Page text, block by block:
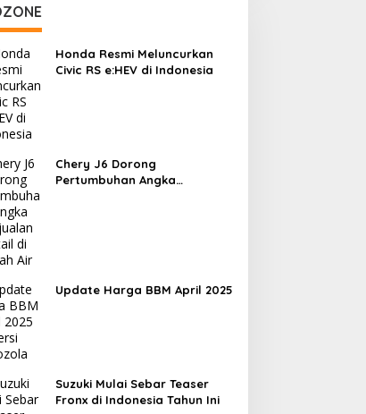
Honda Resmi Meluncurkan
Civic RS e:HEV di Indonesia
Chery J6 Dorong
Pertumbuhan Angka
Update Harga BBM April 2025
Suzuki Mulai Sebar Teaser
Fronx di Indonesia Tahun Ini